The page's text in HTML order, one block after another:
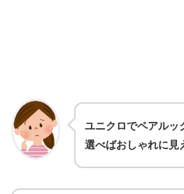
ユニクロでペアルッ
選べばおしゃれに見